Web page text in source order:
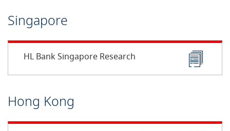
Singapore
HL Bank Singapore Research
Hong Kong